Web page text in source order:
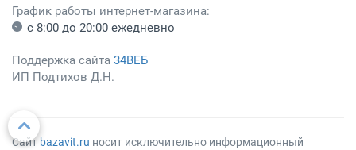
График работы интернет-магазина:
с 8:00 до 20:00 ежедневно
Поддержка сайта 34ВЕБ
ИП Подтихов Д.Н.
Сайт bazavit.ru носит исключительно информационный